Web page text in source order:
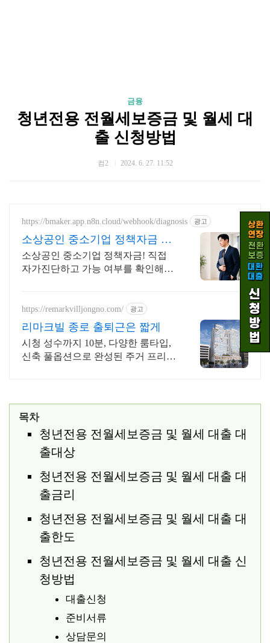
금융
청년전용 전월세보증금 및 월세 대
출 신청방법
컴2 2024. 6. 27. 11:52
https://bmaker.app.n8n.cloud/webhook/diagnosis 광고
소상공인 중소기업 정책자금 정
책자금 1분 무료 자가진단
소상공인 중소기업 정책자금! 직접
자가진단하고 가능 여부를 확인해보
수 있습니다!
https://remarkvilljongno.com/ 광고
리마크빌 종로 출퇴근은 짧게
시청 성수까지 10분, 다양한 룸타입,
신축 풀옵션으로 완성된 주거 프리미
목차
청년전용 전월세보증금 및 월세 대출 대
출대상
청년전용 전월세보증금 및 월세 대출 대
출금리
청년전용 전월세보증금 및 월세 대출 대
출한도
청년전용 전월세보증금 및 월세 대출 신
청방법
대출신청
준비서류
상담문의